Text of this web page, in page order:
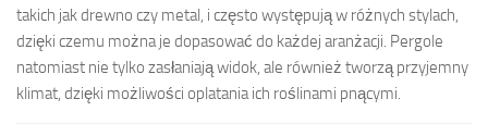
takich jak drewno czy metal, i często występują w różnych stylach,
dzięki czemu można je dopasować do każdej aranżacji. Pergole
natomiast nie tylko zasłaniają widok, ale również tworzą przyjemny
klimat, dzięki możliwości oplatania ich roślinami pnącymi.